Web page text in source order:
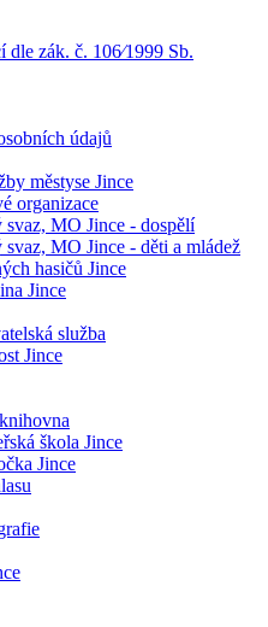
zák. č. 106⁄1999 Sb.
údajů
městyse Jince
organizace
svaz, MO Jince - dospělí
MO Jince - děti a mládež
hasičů Jince
Jince
služba
Jince
škola Jince
Jince